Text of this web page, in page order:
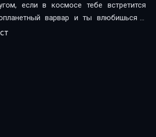
если в космосе тебе встретится
варвар и ты влюбишься в
не сможешь быть с ним вместе, ведь